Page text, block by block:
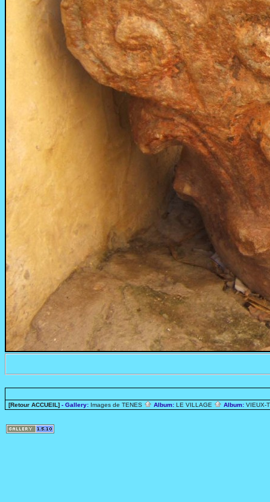
[Retour ACCUEIL] - Gallery: Images de TENES Album: LE VILLAGE Album: VIEUX-